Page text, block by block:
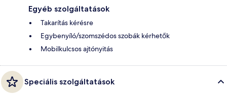
Egyéb szolgáltatások
Takarítás kérésre
Egybenyíló/szomszédos szobák kérhetők
Mobilkulcsos ajtónyitás
Speciális szolgáltatások